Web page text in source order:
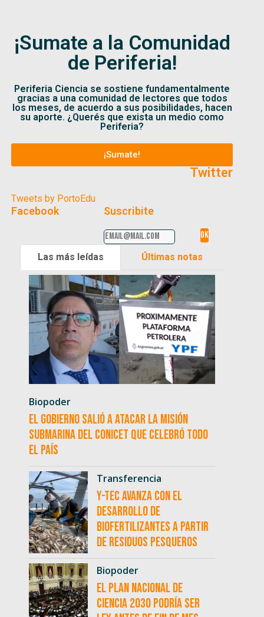
¡Sumate a la Comunidad
de Periferia!
Periferia Ciencia se sostiene fundamentalmente
gracias a una comunidad de lectores que todos
los meses, de acuerdo a sus posibilidades, hacen
su aporte. ¿Querés que exista un medio como
Periferia?
¡Sumate!
Twitter
Tweets by PortoEdu
Facebook Suscribite
Las más leídas Últimas notas
Biopoder
El Gobierno salió a atacar la misión
submarina del CONICET que celebró todo
el país
Transferencia
Y-TEC avanza con el
desarrollo de
biofertilizantes a partir
de residuos pesqueros
Biopoder
El Plan Nacional de
Ciencia 2030 podría ser